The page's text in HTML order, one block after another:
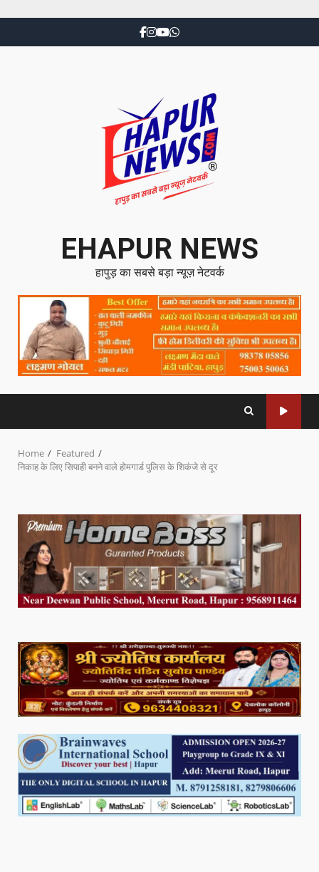
EHAPUR NEWS
हापुड़ का सबसे बड़ा न्यूज़ नेटवर्क
Home
Featured
निकाह के लिए सिपाही बनने वाले होमगार्ड पुलिस के शिकंजे से दूर